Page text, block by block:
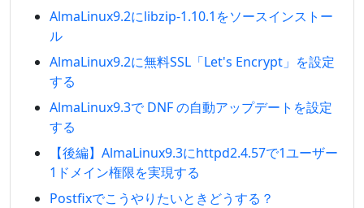
AlmaLinux9.2にlibzip-1.10.1をソースインストー
ル
AlmaLinux9.2に無料SSL「Let's Encrypt」を設定
する
AlmaLinux9.3で DNF の自動アップデートを設定
する
【後編】AlmaLinux9.3にhttpd2.4.57で1ユーザー
1ドメイン権限を実現する
Postfixでこうやりたいときどうする？